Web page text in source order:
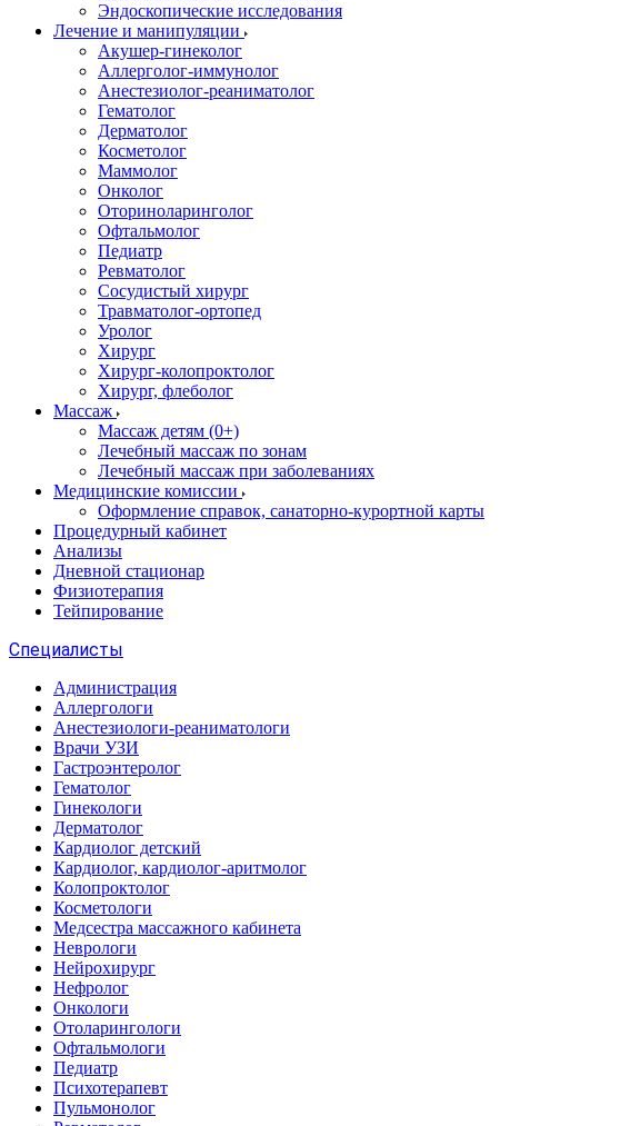
Эндоскопические исследования
Лечение и манипуляции
Акушер-гинеколог
Аллерголог-иммунолог
Анестезиолог-реаниматолог
Гематолог
Дерматолог
Косметолог
Маммолог
Онколог
Оториноларинголог
Офтальмолог
Педиатр
Ревматолог
Сосудистый хирург
Травматолог-ортопед
Уролог
Хирург
Хирург-колопроктолог
Хирург, флеболог
Массаж
Массаж детям (0+)
Лечебный массаж по зонам
Лечебный массаж при заболеваниях
Медицинские комиссии
Оформление справок, санаторно-курортной карты
Процедурный кабинет
Анализы
Дневной стационар
Физиотерапия
Тейпирование
Специалисты
Администрация
Аллергологи
Анестезиологи-реаниматологи
Врачи УЗИ
Гастроэнтеролог
Гематолог
Гинекологи
Дерматолог
Кардиолог детский
Кардиолог, кардиолог-аритмолог
Колопроктолог
Косметологи
Медсестра массажного кабинета
Неврологи
Нейрохирург
Нефролог
Онкологи
Отоларингологи
Офтальмологи
Педиатр
Психотерапевт
Пульмонолог